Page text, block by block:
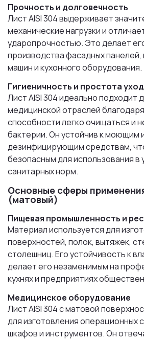
Прочность и долговечность
Лист AISI 304 выдерживает
механические нагрузки и
ударопрочностью. Это делает
производства фасадных
машин и кухонного оборудования.
Гигиеничность и простота
Лист AISI 304 идеально подходит
медицинской отраслей
способности легко очищаться и
бактерии. Он устойчив к моющим
дезинфицирующим средствам,
безопасным для использования в
санитарных норм.
Основные сферы
(матовый)
Пищевая промышленность и
Материал используется для
поверхностей, полок, вытяжек,
столешниц. Его устойчивость к
делает его незаменимым на
кухнях и предприятиях
Медицинское оборудование
Лист AISI 304 с матовой
для изготовления операционных
шкафов и инструментов. Он